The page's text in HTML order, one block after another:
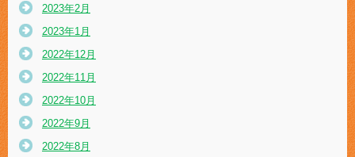
2023年2月
2023年1月
2022年12月
2022年11月
2022年10月
2022年9月
2022年8月